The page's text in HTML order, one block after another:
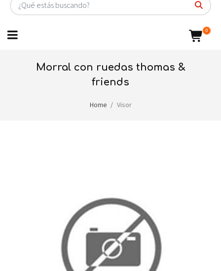
0
morral con ruedas thomas &
friends
Home Visor